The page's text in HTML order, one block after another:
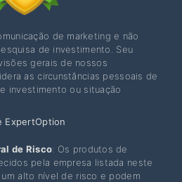
de marketing e não
de investimento. Seu
gerais de nossos
as circunstâncias pessoais de
investimento ou situação
ExpertOption
de Risco: Os produtos de
pela empresa listada neste
alto nível de risco e podem